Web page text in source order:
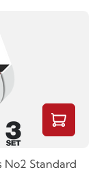
No2 Standard